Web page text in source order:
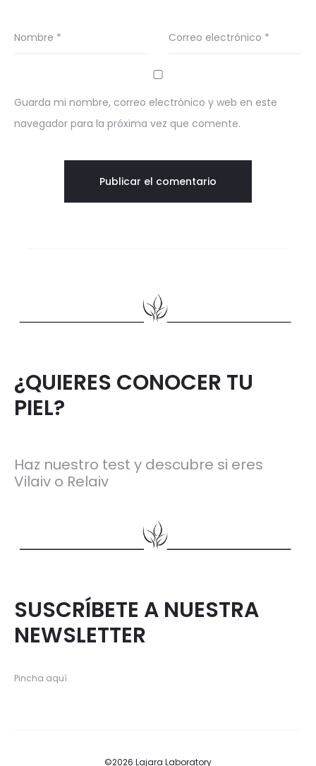
Nombre * Correo electrónico *
Guarda mi nombre, correo electrónico y web en este
navegador para la próxima vez que comente.
¿QUIERES CONOCER TU
PIEL?
Haz nuestro test y descubre si eres
Vilaiv o Relaiv
SUSCRÍBETE A NUESTRA
NEWSLETTER
Pincha aquí
©2026 Lajara Laboratory